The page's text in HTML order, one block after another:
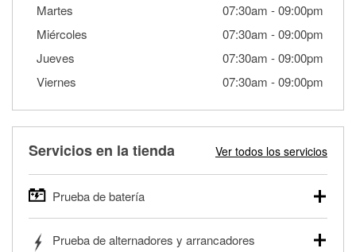
Martes
07:30am -09:00pm
Miércoles
07:30am -09:00pm
Jueves
07:30am -09:00pm
Viernes
07:30am -09:00pm
Servicios en la tienda Ver todos los servicios
Prueba de batería
autos, camionetas, SUVs, vehículos comerciales y
Prueba de alternadores y arrancadores